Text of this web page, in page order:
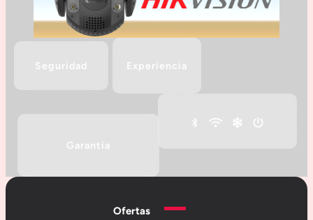
Seguridad Experiencia
Garantía
Ofertas